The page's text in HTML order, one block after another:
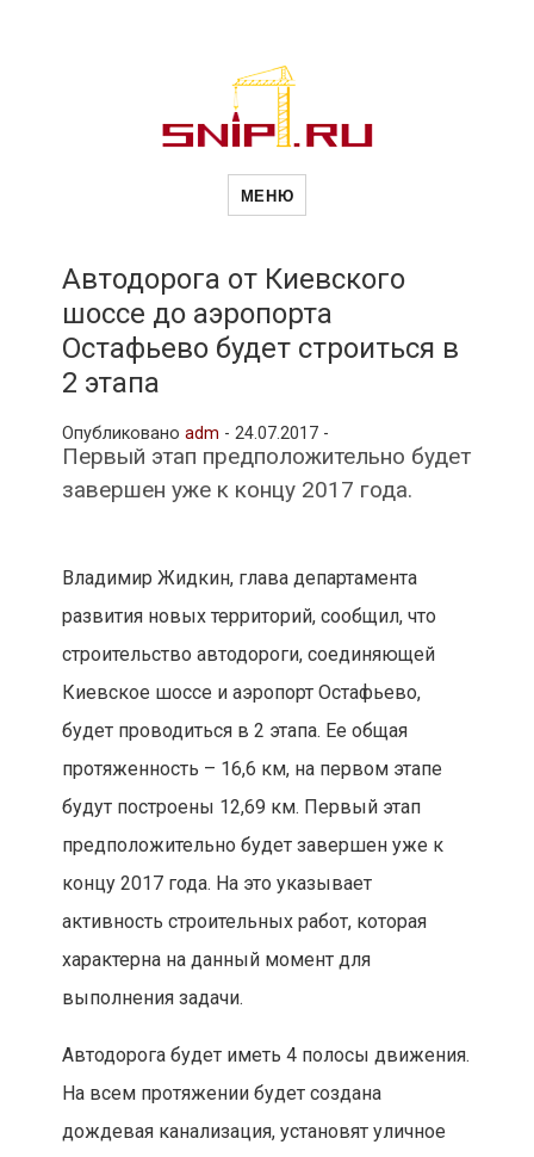
Новости
и
рубрики
МЕНЮ
Автодорога от Киевского
шоссе до аэропорта
Остафьево будет строиться в
2 этапа
Опубликовано adm - 24.07.2017 -
Первый этап предположительно будет
завершен уже к концу 2017 года.
Владимир Жидкин, глава департамента
развития новых территорий, сообщил, что
строительство автодороги, соединяющей
Киевское шоссе и аэропорт Остафьево,
будет проводиться в 2 этапа. Ее общая
протяженность – 16,6 км, на первом этапе
будут построены 12,69 км. Первый этап
предположительно будет завершен уже к
концу 2017 года. На это указывает
активность строительных работ, которая
характерна на данный момент для
выполнения задачи.
Автодорога будет иметь 4 полосы движения.
На всем протяжении будет создана
дождевая канализация, установят уличное